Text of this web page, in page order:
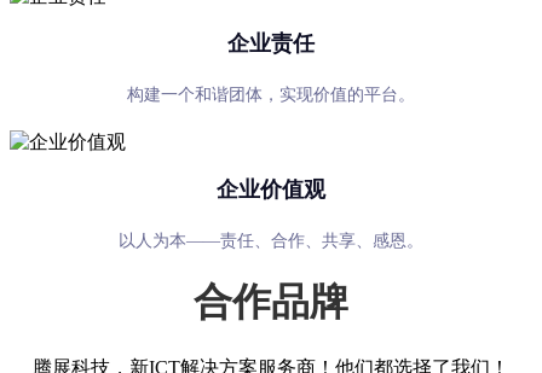
企业责任
构建一个和谐团体，实现价值的平台。
企业价值观
以人为本——责任、合作、共享、感恩。
合作品牌
腾展科技，新ICT解决方案服务商！他们都选择了我们！